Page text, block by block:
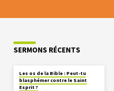
SERMONS RÉCENTS
Les os de la Bible : Peut-tu
blasphémer contre le Saint
Esprit ?